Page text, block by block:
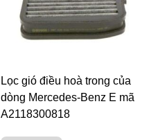
Lọc gió điều hoà trong của
dòng Mercedes-Benz E mã
A2118300818